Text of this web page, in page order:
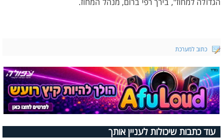
הגדולה למחוז", בירך רפי ברום, מנהל המחוז.
כתוב למערכת
עוד כתבות שיכולות לעניין אותך